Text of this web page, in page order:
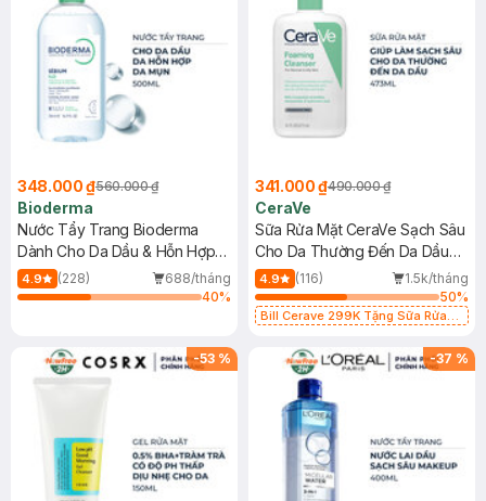
348.000 ₫560.000 ₫
Bioderma
Nước Tẩy Trang Bioderma
Dành Cho Da Dầu & Hỗn Hợp
500ml
4.9 (228)
688/tháng
40%
341.000 ₫490.000 ₫
CeraVe
Sữa Rửa Mặt CeraVe Sạch Sâu
Cho Da Thường Đến Da Dầu
473ml
4.9 (116)
1.5k/tháng
50%
Bill Cerave 299K Tặng Sữa Rửa
-53 % -37 %